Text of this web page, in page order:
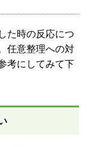
た時の反応につ
任意整理への対
考にしてみて下